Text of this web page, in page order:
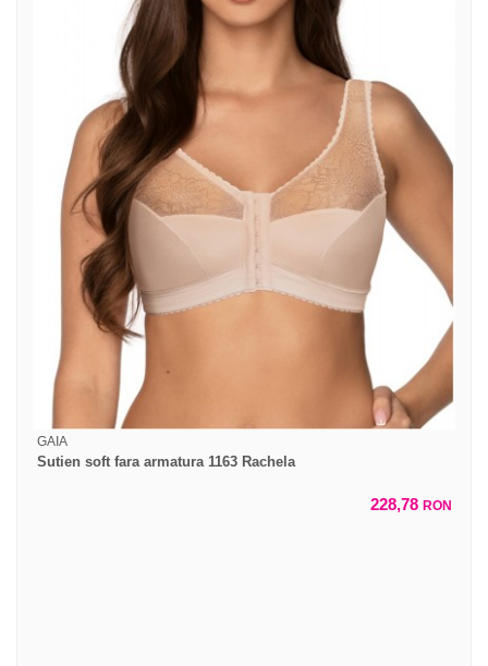
GAIA
Sutien soft fara armatura 1163 Rachela
228,78 RON